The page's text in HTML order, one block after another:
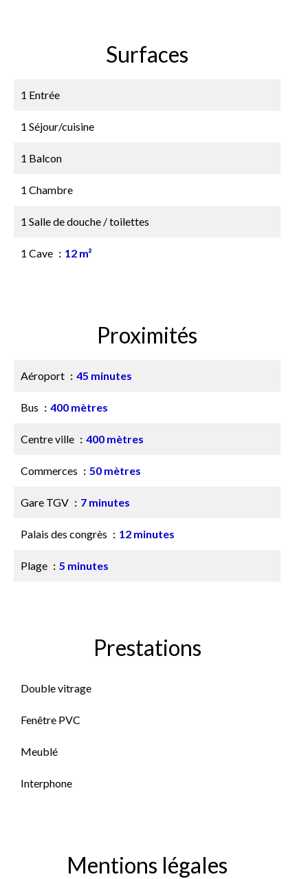
Surfaces
1 Entrée
1 Séjour/cuisine
1 Balcon
1 Chambre
1 Salle de douche / toilettes
1 Cave 12 m²
Proximités
Aéroport 45 minutes
Bus 400 mètres
Centre ville 400 mètres
Commerces 50 mètres
Gare TGV 7 minutes
Palais des congrès 12 minutes
Plage 5 minutes
Prestations
Double vitrage
Fenêtre PVC
Meublé
Interphone
Mentions légales